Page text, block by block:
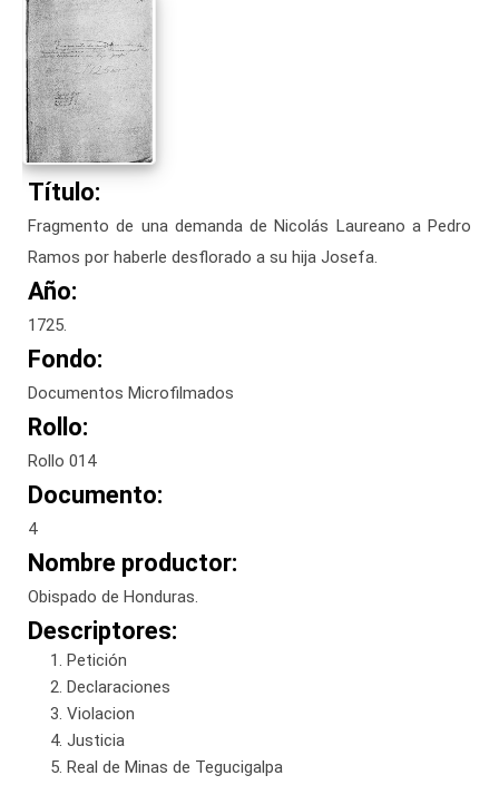
Título:
Fragmento de una demanda de Nicolás Laureano a Pedro
Ramos por haberle desflorado a su hija Josefa.
Año:
1725.
Fondo:
Documentos Microfilmados
Rollo:
Rollo 014
Documento:
4
Nombre productor:
Obispado de Honduras.
Descriptores:
Petición
Declaraciones
Violacion
Justicia
Real de Minas de Tegucigalpa